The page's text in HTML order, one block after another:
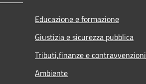
Educazione e formazione
Giustizia e sicurezza pubblica
Tributi,finanze e contravvenzioni
Ambiente